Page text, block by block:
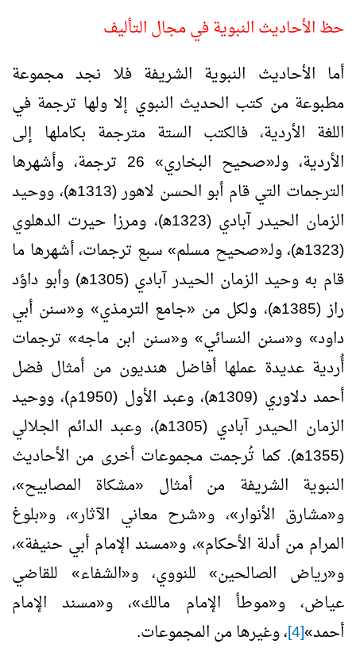
حظ الأحاديث النبوية في مجال التأليف
أما الأحاديث النبوية الشريفة فلا نجد مجموعة
مطبوعة من كتب الحديث النبوي إلا ولها ترجمة في
اللغة الأردية، فالكتب الستة مترجمة بكاملها إلى
الأردية، ولـ«صحيح البخاري» 26 ترجمة، وأشهرها
الترجمات التي قام أبو الحسن لاهور (1313ﻫ)، ووحيد
الزمان الحيدر آبادي (1323ﻫ)، ومرزا حيرت الدهلوي
(1323ﻫ)، ولـ«صحيح مسلم» سبع ترجمات، أشهرها ما
قام به وحيد الزمان الحيدر آبادي (1305ﻫ) وأبو داؤد
راز (1385ﻫ)، ولكل من «جامع الترمذي» و«سنن أبي
داود» و«سنن النسائي» و«سنن ابن ماجه» ترجمات
أُردية عديدة عملها أفاضل هنديون من أمثال فضل
أحمد دلاوري (1309ﻫ)، وعبد الأول (1950م)، ووحيد
الزمان الحيدر آبادي (1305ﻫ)، وعبد الدائم الجلالي
(1355ﻫ). كما تُرجمت مجموعات أخرى من الأحاديث
النبوية الشريفة من أمثال «مشكاة المصابيح»،
و«مشارق الأنوار»، و«شرح معاني الآثار»، و«بلوغ
المرام من أدلة الأحكام»، و«مسند الإمام أبي حنيفة»،
و«رياض الصالحين» للنووي، و«الشفاء» للقاضي
عياض، و«موطأ الإمام مالك»، و«مسند الإمام
أحمد»[4] ، وغيرها من المجموعات.